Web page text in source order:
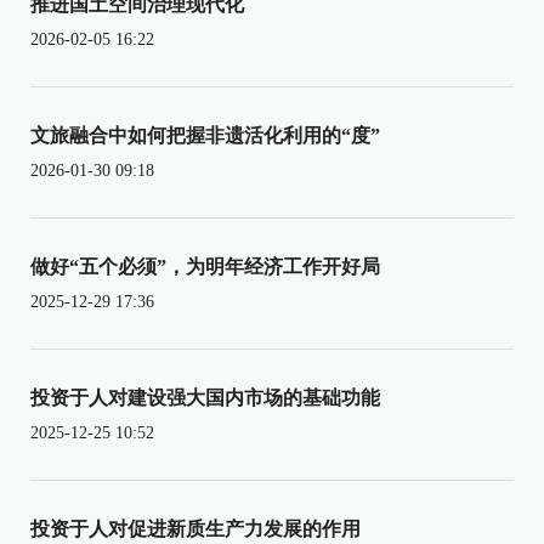
2026-02-05 16:22
文旅融合中如何把握非遗活化利用的“度”
2026-01-30 09:18
做好“五个必须”，为明年经济工作开好局
2025-12-29 17:36
投资于人对建设强大国内市场的基础功能
2025-12-25 10:52
投资于人对促进新质生产力发展的作用